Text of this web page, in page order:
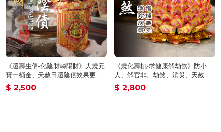
《還壽生債-化陰財轉陽財》大燒元
寶一桶金、天赦日還陰債效果更
佳！植福、消災、解厄（報名一份
可填寫1位）消災解厄│ 平安庇佑｜
$ 2,500
《燒化壽桃-求健康解劫煞》防小
人、解官非、劫煞、消災、天赦
日、神明誕辰更適合（報名一份可
填寫1位）消災解厄│ 平安庇佑｜植
$ 2,800